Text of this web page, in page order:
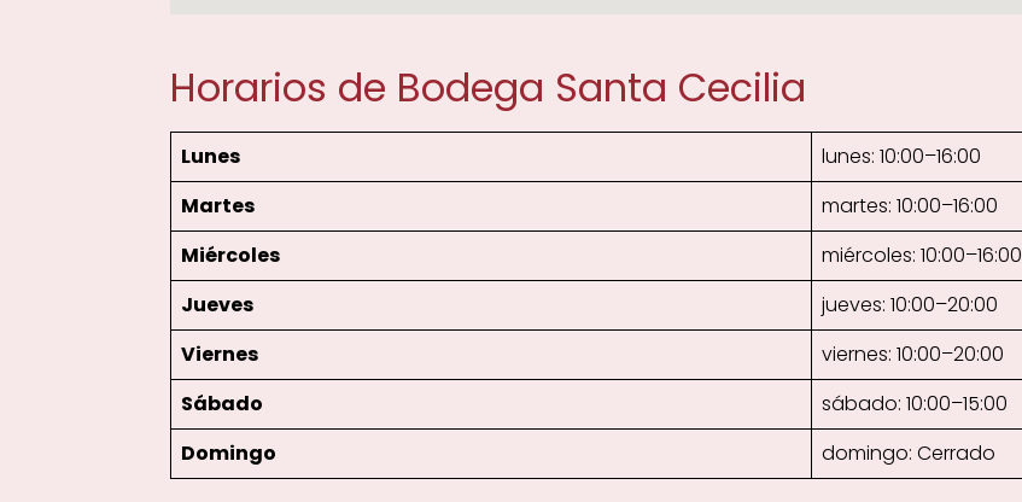
Horarios de Bodega Santa Cecilia
Lunes
lunes: 10:00–16:00
Martes
martes: 10:00–16:00
Miércoles
miércoles: 10:00–16:00
Jueves
jueves: 10:00–20:00
Viernes
viernes: 10:00–20:00
Sábado
sábado: 10:00–15:00
Domingo
domingo: Cerrado